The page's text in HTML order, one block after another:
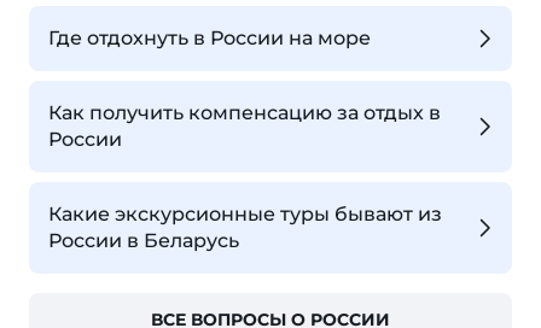
Где отдохнуть в России на море
Как получить компенсацию за отдых в
России
Какие экскурсионные туры бывают из
России в Беларусь
ВСЕ ВОПРОСЫ О РОССИИ